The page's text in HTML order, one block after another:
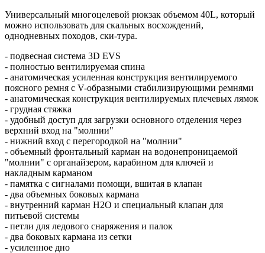
Универсальный многоцелевой рюкзак объемом 40L, который
можно использовать для скальных восхождений,
однодневных походов, ски-тура.
- подвесная система 3D EVS
- полностью вентилируемая спина
- анатомическая усиленная конструкция вентилируемого
поясного ремня с V-образными стабилизирующими ремнями
- анатомическая конструкция вентилируемых плечевых лямок
- грудная стяжка
- удобный доступ для загрузки основного отделения через
верхний вход на "молнии"
- нижний вход с перегородкой на "молнии"
- объемный фронтальный карман на водонепроницаемой
"молнии" с органайзером, карабином для ключей и
накладным карманом
- памятка с сигналами помощи, вшитая в клапан
- два объемных боковых кармана
- внутренний карман Н2О и специальный клапан для
питьевой системы
- петли для ледового снаряжения и палок
- два боковых кармана из сетки
- усиленное дно